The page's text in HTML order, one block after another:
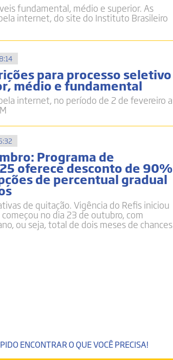
fundamental, médio e superior. As
internet, do site do Instituto Brasileiro
para processo seletivo
médio e fundamental
internet, no período de 2 de fevereiro a
Programa de
oferece desconto de 90%
de percentual gradual
de quitação. Vigência do Refis iniciou
no dia 23 de outubro, com
ou seja, total de dois meses de chances
ENCONTRAR O QUE VOCÊ PRECISA!